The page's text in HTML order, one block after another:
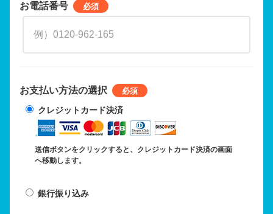
お電話番号
お支払い方法の選択
クレジットカード決済
送信ボタンをクリックすると、クレジットカード決済の画面
へ移動します。
銀行振り込み